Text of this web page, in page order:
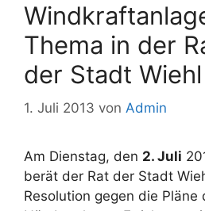
Thema in der
der Stadt Wiehl
1. Juli 2013 von Admin
Am Dienstag, den 2. Juli
berät der Rat der Stadt
Resolution gegen die Pläne